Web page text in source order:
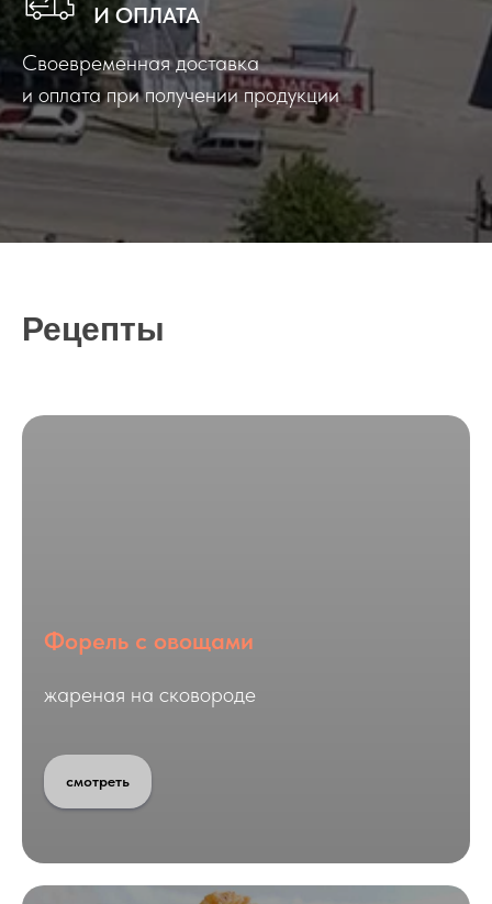
И ОПЛАТА
Своевременная доставка
и оплата при получении продукции
Рецепты
Форель с овощами
жареная на сковороде
смотреть